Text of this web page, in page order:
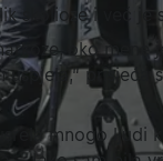
skolioze i već je
oko
uspjela,”
mnogo ljudi